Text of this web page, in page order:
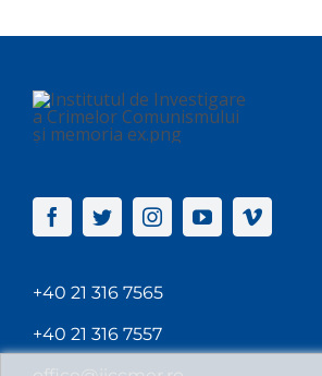
+40 21 316 7565
+40 21 316 7557